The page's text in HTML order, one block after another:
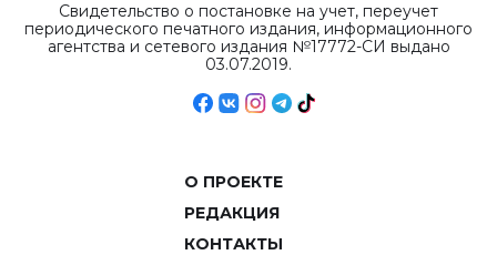
Свидетельство о постановке на учет, переучет
периодического печатного издания, информационного
агентства и сетевого издания №17772-СИ выдано
03.07.2019.
О ПРОЕКТЕ
РЕДАКЦИЯ
КОНТАКТЫ